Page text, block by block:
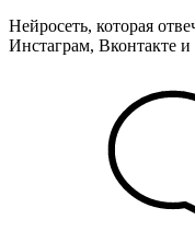
Нейросеть, которая
Инстаграм, Вконтакте